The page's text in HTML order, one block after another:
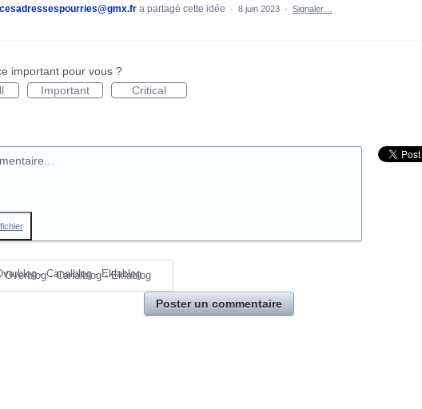
a partagé cette idée · 8 juin 2023 · Signaler…
important pour vous ?
Important Critical
Overblog - Canalblog - Eklablog
Poster un commentaire